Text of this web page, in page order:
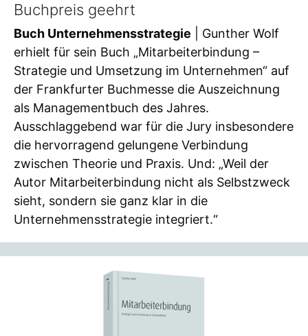
Buchpreis geehrt
Buch Unternehmensstrategie | Gunther Wolf
erhielt für sein Buch „Mitarbeiterbindung –
Strategie und Umsetzung im Unternehmen“ auf
der Frankfurter Buchmesse die Auszeichnung
als Managementbuch des Jahres.
Ausschlaggebend war für die Jury insbesondere
die hervorragend gelungene Verbindung
zwischen Theorie und Praxis. Und: „Weil der
Autor Mitarbeiterbindung nicht als Selbstzweck
sieht, sondern sie ganz klar in die
Unternehmensstrategie integriert.“